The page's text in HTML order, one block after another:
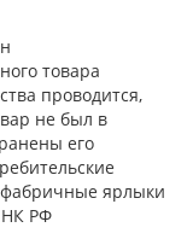
товара
проводится,
не был в
его
ярлыки
НК РФ